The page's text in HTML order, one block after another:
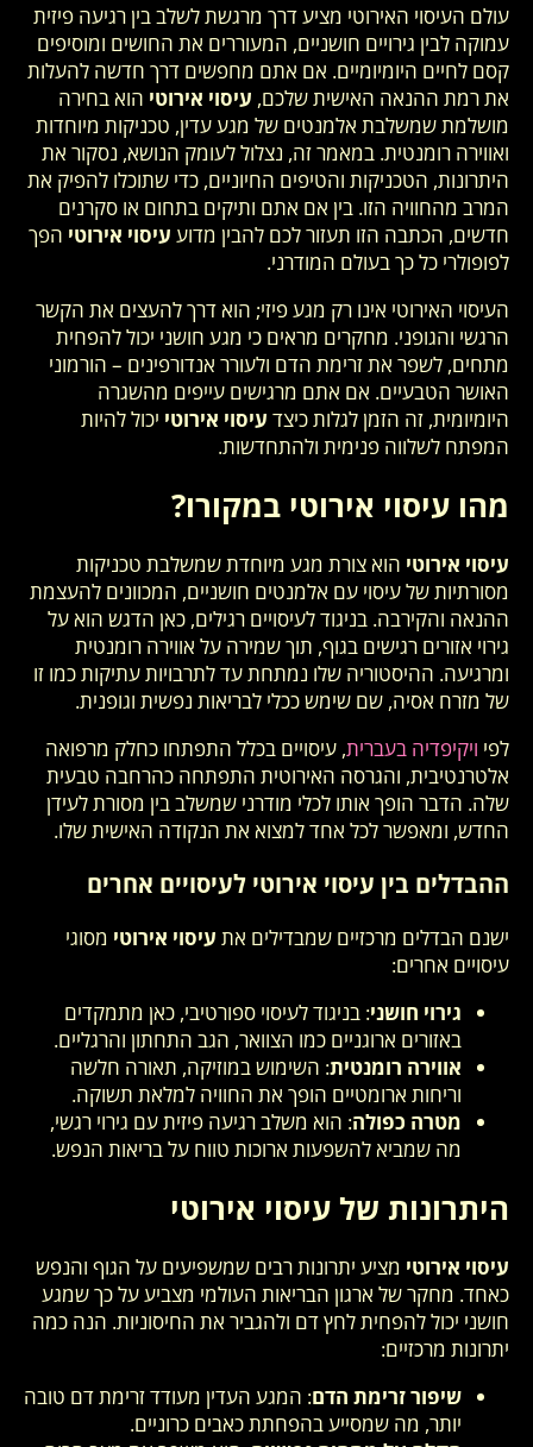
עולם העיסוי האירוטי מציע דרך מרגשת לשלב בין רגיעה פיזית
עמוקה לבין גירויים חושניים, המעוררים את החושים ומוסיפים
קסם לחיים היומיומיים. אם אתם מחפשים דרך חדשה להעלות
את רמת ההנאה האישית שלכם, עיסוי אירוטי הוא בחירה
מושלמת שמשלבת אלמנטים של מגע עדין, טכניקות מיוחדות
ואווירה רומנטית. במאמר זה, נצלול לעומק הנושא, נסקור את
היתרונות, הטכניקות והטיפים החיוניים, כדי שתוכלו להפיק את
המרב מהחוויה הזו. בין אם אתם ותיקים בתחום או סקרנים
חדשים, הכתבה הזו תעזור לכם להבין מדוע עיסוי אירוטי הפך
לפופולרי כל כך בעולם המודרני.
העיסוי האירוטי אינו רק מגע פיזי; הוא דרך להעצים את הקשר
הרגשי והגופני. מחקרים מראים כי מגע חושני יכול להפחית
מתחים, לשפר את זרימת הדם ולעורר אנדורפינים – הורמוני
האושר הטבעיים. אם אתם מרגישים עייפים מהשגרה
היומיומית, זה הזמן לגלות כיצד עיסוי אירוטי יכול להיות
המפתח לשלווה פנימית ולהתחדשות.
מהו עיסוי אירוטי במקורו?
עיסוי אירוטי הוא צורת מגע מיוחדת שמשלבת טכניקות
מסורתיות של עיסוי עם אלמנטים חושניים, המכוונים להעצמת
ההנאה והקירבה. בניגוד לעיסויים רגילים, כאן הדגש הוא על
גירוי אזורים רגישים בגוף, תוך שמירה על אווירה רומנטית
ומרגיעה. ההיסטוריה שלו נמתחת עד לתרבויות עתיקות כמו זו
של מזרח אסיה, שם שימש ככלי לבריאות נפשית וגופנית.
לפי ויקיפדיה בעברית, עיסויים בכלל התפתחו כחלק מרפואה
אלטרנטיבית, והגרסה האירוטית התפתחה כהרחבה טבעית
שלה. הדבר הופך אותו לכלי מודרני שמשלב בין מסורת לעידן
החדש, ומאפשר לכל אחד למצוא את הנקודה האישית שלו.
ההבדלים בין עיסוי אירוטי לעיסויים אחרים
ישנם הבדלים מרכזיים שמבדילים את עיסוי אירוטי מסוגי
עיסויים אחרים:
גירוי חושני: בניגוד לעיסוי ספורטיבי, כאן מתמקדים
באזורים ארוגניים כמו הצוואר, הגב התחתון והרגליים.
אווירה רומנטית: השימוש במוזיקה, תאורה חלשה
וריחות ארומטיים הופך את החוויה למלאת תשוקה.
מטרה כפולה: הוא משלב רגיעה פיזית עם גירוי רגשי,
מה שמביא להשפעות ארוכות טווח על בריאות הנפש.
היתרונות של עיסוי אירוטי
עיסוי אירוטי מציע יתרונות רבים שמשפיעים על הגוף והנפש
כאחד. מחקר של ארגון הבריאות העולמי מצביע על כך שמגע
חושני יכול להפחית לחץ דם ולהגביר את החיסוניות. הנה כמה
יתרונות מרכזיים:
שיפור זרימת הדם: המגע העדין מעודד זרימת דם טובה
יותר, מה שמסייע בהפחתת כאבים כרוניים.